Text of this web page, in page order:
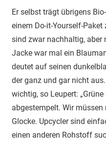
Er selbst trägt übrigens
einem Do-it-Yourself-
sind zwar nachhaltig, aber
Jacke war mal ein
deutet auf seinen
der ganz und gar nicht
wichtig, so Leupert:
abgestempelt. Wir müssen
Glocke. Upcycler sind
einen anderen Rohstoff